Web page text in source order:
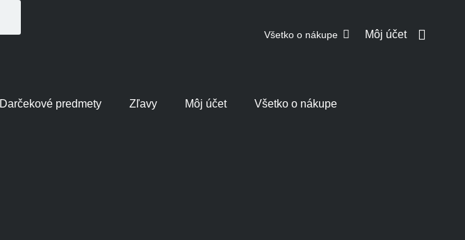
Všetko o nákupe Môj účet
Darčekové predmety Zľavy Môj účet Všetko o nákupe